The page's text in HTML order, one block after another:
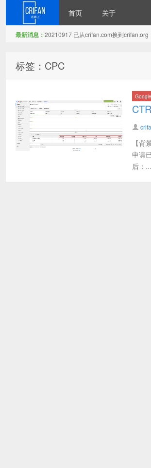
首页 关于
最新消息： 20210917 已从crifan.com换到crifan.org
标签：CPC
【
申请
后：...